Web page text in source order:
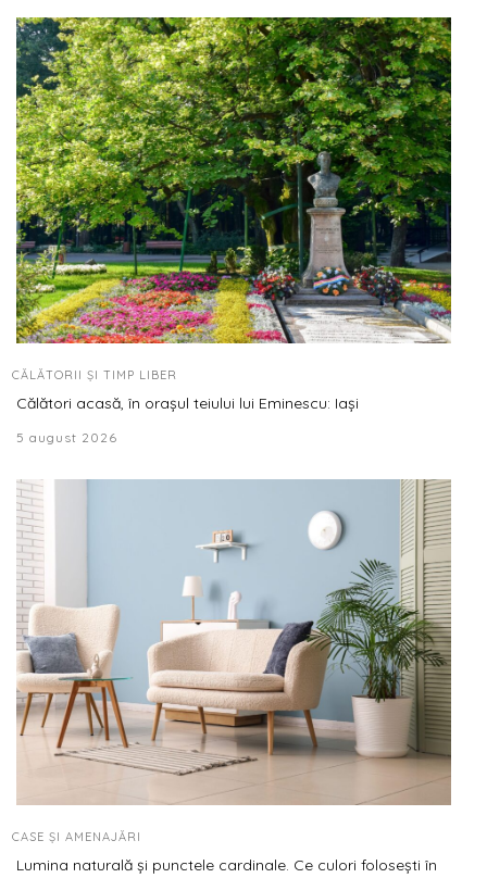
CĂLĂTORII ȘI TIMP LIBER
Călători acasă, în orașul teiului lui Eminescu: Iași
5 august 2026
CASE ȘI AMENAJĂRI
Lumina naturală și punctele cardinale. Ce culori folosești în